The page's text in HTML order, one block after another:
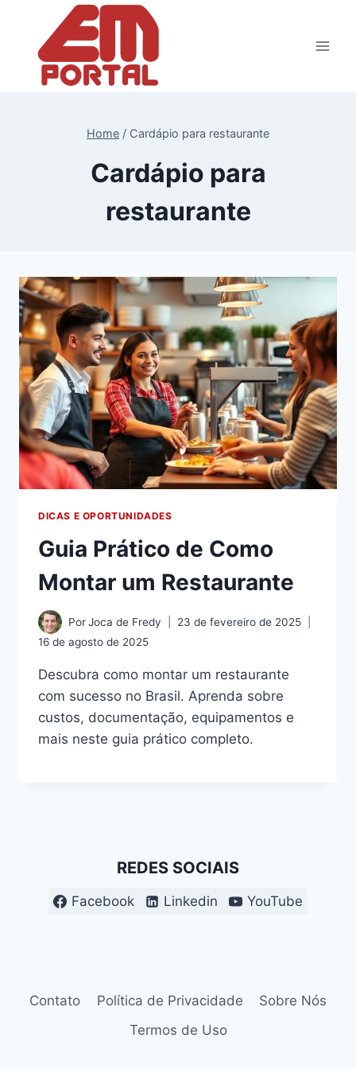
Conteúdo
Home / Cardápio para restaurante
Cardápio para
restaurante
DICAS E OPORTUNIDADES
Guia Prático de Como
Montar um Restaurante
PorJoca de Fredy
23 de fevereiro de 2025
16 de agosto de 2025
Descubra como montar um restaurante
com sucesso no Brasil. Aprenda sobre
custos, documentação, equipamentos e
mais neste guia prático completo.
REDES SOCIAIS
Facebook Linkedin YouTube
Contato Política de Privacidade
Sobre Nós
Termos de Uso